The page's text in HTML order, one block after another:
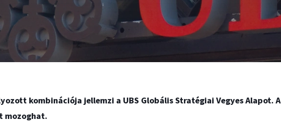
kombinációja jellemzi a UBS Globális Stratégiai Vegyes Alapot. A
mozoghat.